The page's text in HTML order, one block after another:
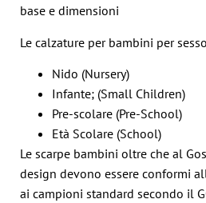
base e dimensioni
Le calzature per bambini per
Nido (Nursery)
Infante; (Small Children)
Pre-scolare (Pre-School)
Età Scolare (School)
Le scarpe bambini oltre che al
design devono essere conformi
ai campioni standard secondo il